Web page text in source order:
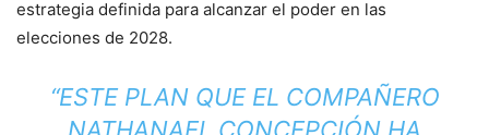
estrategia definida para alcanzar el poder en las
elecciones de 2028.
“ESTE PLAN QUE EL COMPAÑERO